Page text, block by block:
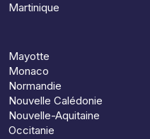
Martinique
Mayotte
Monaco
Normandie
Nouvelle Calédonie
Nouvelle-Aquitaine
Occitanie